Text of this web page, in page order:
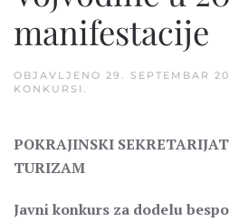
manifestacije
OBJAVLJENO 29. SEPTEMBAR
KONKURSI .
POKRAJINSKI
TURIZAM
Javni konkurs za dodelu